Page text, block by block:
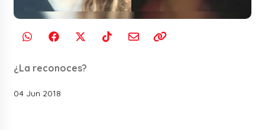
¿La reconoces?
04 Jun 2018